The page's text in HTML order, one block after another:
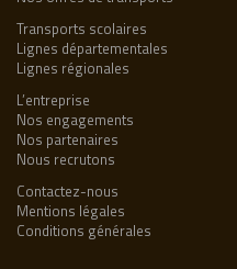
Transports scolaires
Lignes départementales
Lignes régionales
L’entreprise
Nos engagements
Nos partenaires
Nous recrutons
Contactez-nous
Mentions légales
Conditions générales